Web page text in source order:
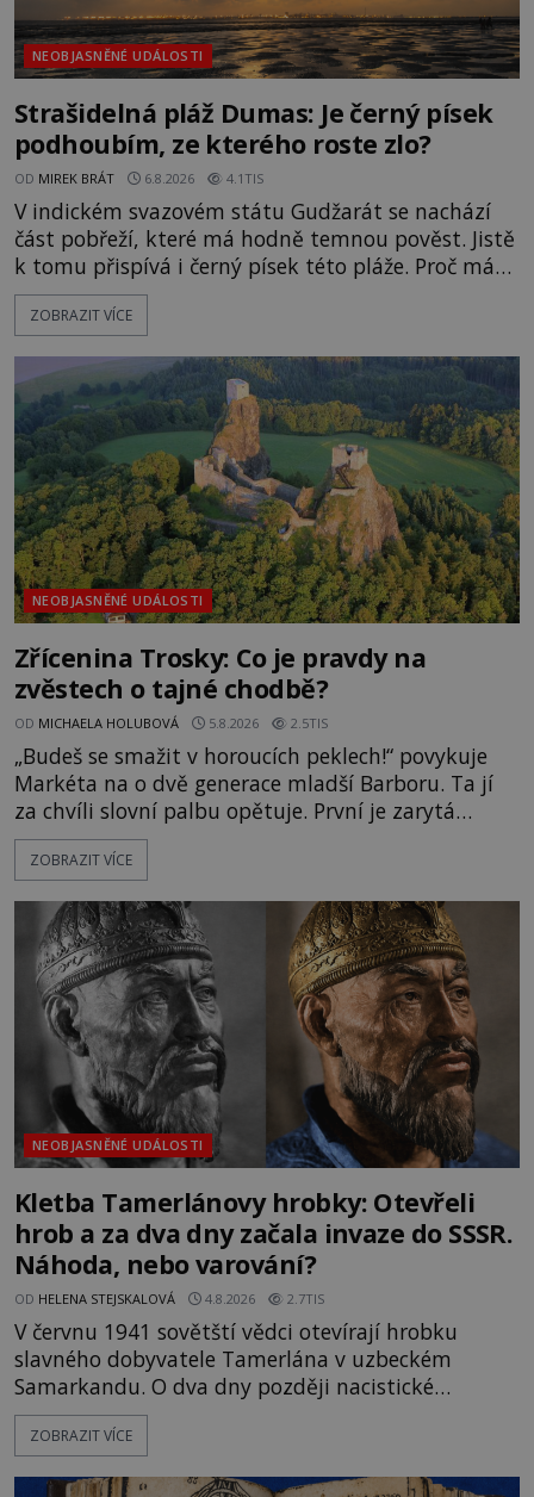
NEOBJASNĚNÉ UDÁLOSTI
Strašidelná pláž Dumas: Je černý písek
podhoubím, ze kterého roste zlo?
OD MIREK BRÁT 6.8.2026 4.1TIS
V indickém svazovém státu Gudžarát se nachází
část pobřeží, které má hodně temnou pověst. Jistě
k tomu přispívá i černý písek této pláže. Proč má
pláž takové netypické zbarvení? Nakolik jsou
pravdivé historky, že zde došlo k nevysvětlitelným
následovat. Vstupujeme na pláž Dumas ve městě
Surat. Gu
ZOBRAZIT VÍCE
NEOBJASNĚNÉ UDÁLOSTI
Zřícenina Trosky: Co je pravdy na
zvěstech o tajné chodbě?
OD MICHAELA HOLUBOVÁ 5.8.2026 2.5TIS
„Budeš se smažit v horoucích peklech!“ povykuje
Markéta na o dvě generace mladší Barboru. Ta jí
za chvíli slovní palbu opětuje. První je zarytá
katolička, druhá přesvědčená kališnice. A každá z
nich se usídlí na jedné z věží slavného hradu
mezi vůdce protihusitského boje. Za manželku má
skutečně jistou
ZOBRAZIT VÍCE
NEOBJASNĚNÉ UDÁLOSTI
Kletba Tamerlánovy hrobky: Otevřeli
hrob a za dva dny začala invaze do SSSR.
Náhoda, nebo varování?
OD HELENA STEJSKALOVÁ 4.8.2026 2.7TIS
V červnu 1941 sovětští vědci otevírají hrobku
slavného dobyvatele Tamerlána v uzbeckém
Samarkandu. O dva dny později nacistické
Německo zahajuje operaci Barbarossa a napadá
Sovětský svaz. Shoda dat je natolik zarážející, že se
ZOBRAZIT VÍCE